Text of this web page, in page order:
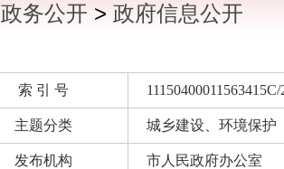
政民互动 数据发
政务公开 > 政府信息公开
索 引 号
主题分类 城乡建设、环境保护
发布机构 市人民政府办公室